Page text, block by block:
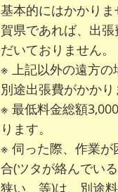
基本的にはかかり
賀県であれば、出張
だいておりません。
※ 上記以外の遠方の
別途出張費がかかり
※ 最低料金総額
ります。
※ 伺った際、作業が
合(ツタが絡んでい
狭い、等)は、別途